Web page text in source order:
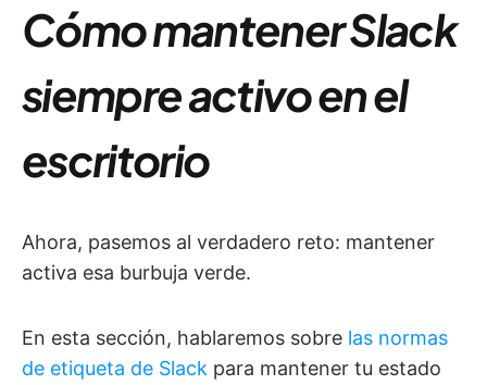
Cómo mantener Slack
siempre activo en el
escritorio
Ahora, pasemos al verdadero reto: mantener
activa esa burbuja verde.
En esta sección, hablaremos sobre las normas
de etiqueta de Slack para mantener tu estado